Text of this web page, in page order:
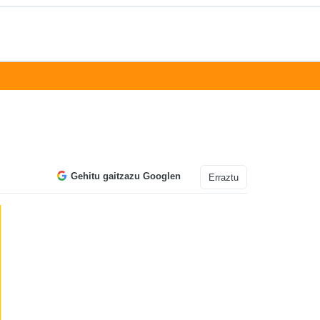
Gehitu gaitzazu Googlen Erraztu